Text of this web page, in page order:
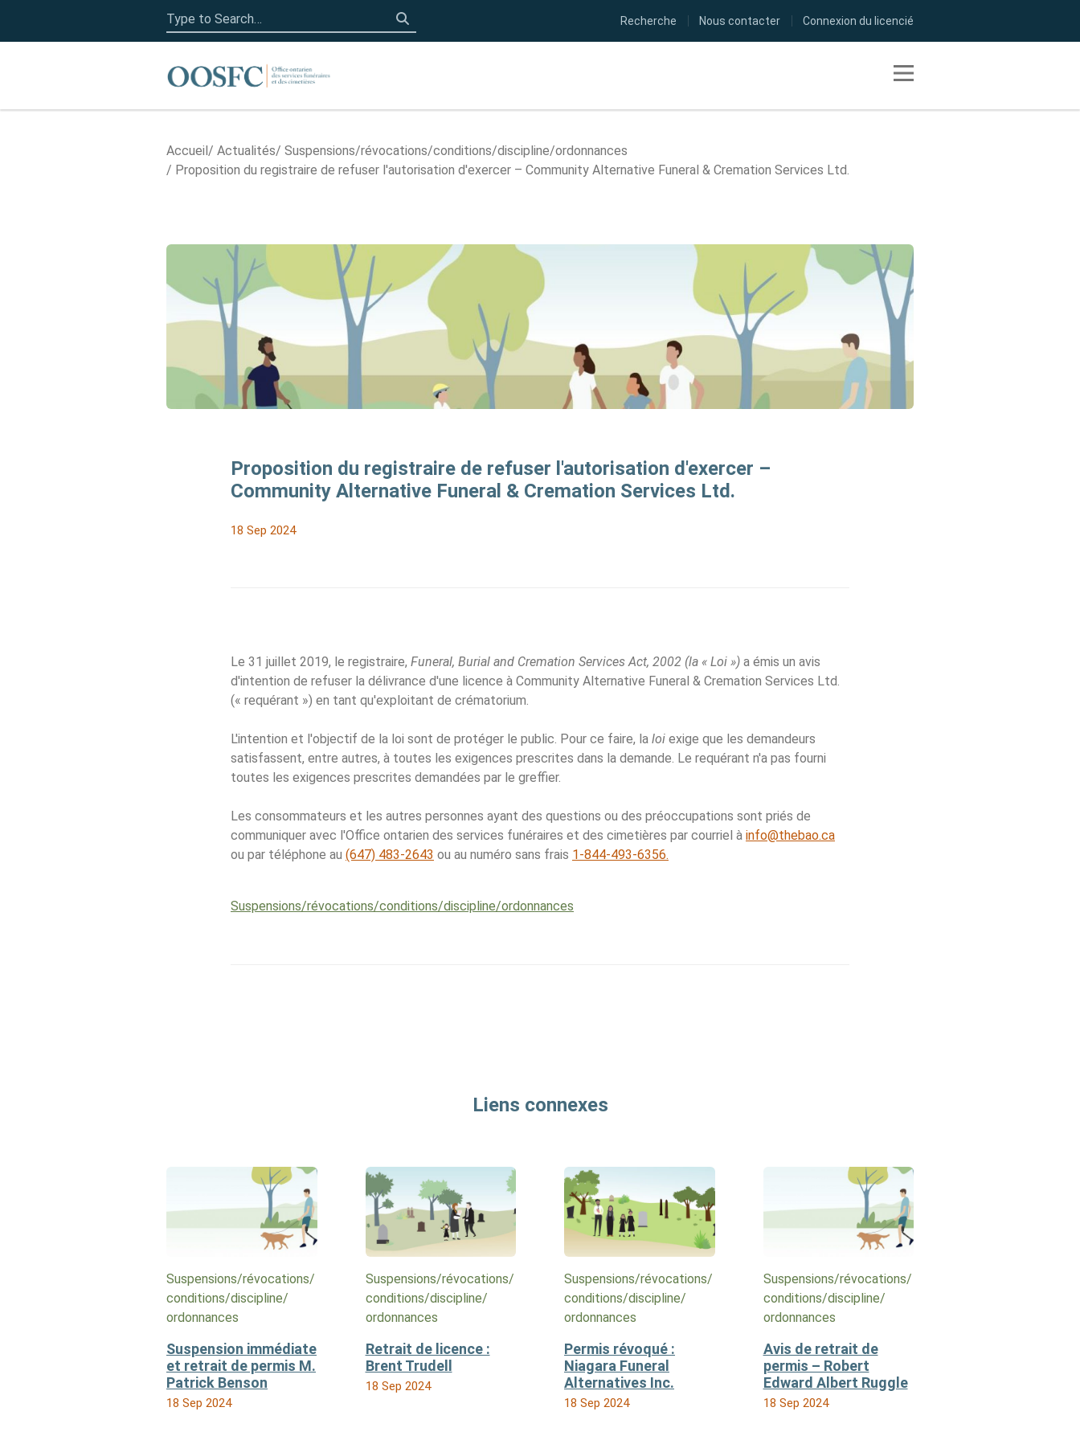
Accueil
Toggle navigation
Search
for:
Click to search
Recherche Nous contacter Connexion du licencié
Accueil Actualités
Suspensions/​révocations/​conditions/​discipline/​ordonnances
Proposition du registraire de refuser l'autorisation d'exercer – Community Alternative Funeral & Cremation Services Ltd.
Proposition du registraire de refuser l'autorisation d'exercer –
Community Alternative Funeral & Cremation Services Ltd.
18 Sep 2024
Le 31 juillet 2019, le registraire, Funeral, Burial and Cremation Services Act, 2002 (la « Loi ») a émis un avis
d'intention de refuser la délivrance d'une licence à Community Alternative Funeral & Cremation Services Ltd.
(« requérant ») en tant qu'exploitant de crématorium.
L'intention et l'objectif de la loi sont de protéger le public. Pour ce faire, la loi exige que les demandeurs
satisfassent, entre autres, à toutes les exigences prescrites dans la demande. Le requérant n'a pas fourni
toutes les exigences prescrites demandées par le greffier.
Les consommateurs et les autres personnes ayant des questions ou des préoccupations sont priés de
communiquer avec l'Office ontarien des services funéraires et des cimetières par courriel à info@thebao.ca
ou par téléphone au (647) 483-2643 ou au numéro sans frais 1-844-493-6356.
Suspensions/​révocations/​conditions/​discipline/​ordonnances
Liens connexes
Suspensions/​révocations/​
conditions/​discipline/​
ordonnances
Suspension immédiate
et retrait de permis M.
Patrick Benson
18 Sep 2024
Suspensions/​révocations/​
conditions/​discipline/​
ordonnances
Retrait de licence :
Brent Trudell
18 Sep 2024
Suspensions/​révocations/​
conditions/​discipline/​
ordonnances
Permis révoqué :
Niagara Funeral
Alternatives Inc.
18 Sep 2024
Suspensions/​révocations/​
conditions/​discipline/​
ordonnances
Avis de retrait de
permis – Robert
Edward Albert Ruggle
18 Sep 2024